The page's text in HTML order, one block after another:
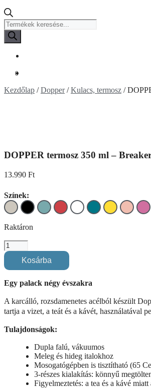
Products
search
0
Kezdőlap /Dopper/Kulacs, termosz /
DOPPER termosz 350 ml –
13.990 Ft
Színek:
szín szín szín szín szín szín szín szín szín
Raktáron
DOPPER
termosz
ml
–
Breaker
Blue
(kék)
mennyiség
Kosárba
Egy palack négy évszakra
A karcálló, rozsdamenetes acélból készült
tartja a vizet, a teát és a kávét, használatával
Tulajdonságok:
Dupla falú, vákuumos
Meleg és hideg italokhoz
Mosogatógépben is tisztítható (65
3-részes kialakítás: könnyű
Figyelmeztetés: a tea és a kávé